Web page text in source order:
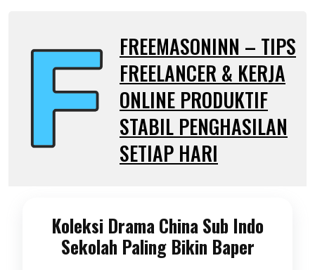
FREEMASONINN – TIPS
FREELANCER & KERJA
ONLINE PRODUKTIF
STABIL PENGHASILAN
SETIAP HARI
Koleksi Drama China Sub Indo
Sekolah Paling Bikin Baper